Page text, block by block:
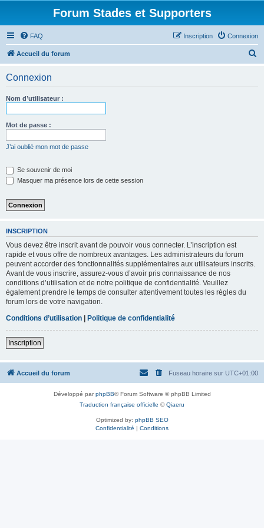
Forum Stades et Supporters
FAQ Connexion
Inscription
Accueil du forum
Connexion
Nom d’utilisateur :
Mot de passe :
J’ai oublié mon mot de passe
Se souvenir de moi
Masquer ma présence lors de cette session
INSCRIPTION
Vous devez être inscrit avant de pouvoir vous connecter. L’inscription est
rapide et vous offre de nombreux avantages. Les administrateurs du forum
peuvent accorder des fonctionnalités supplémentaires aux utilisateurs inscrits.
Avant de vous inscrire, assurez-vous d’avoir pris connaissance de nos
conditions d’utilisation et de notre politique de confidentialité. Veuillez
également prendre le temps de consulter attentivement toutes les règles du
forum lors de votre navigation.
Conditions d’utilisation | Politique de confidentialité
Inscription
Accueil du forum Fuseau horaire sur UTC+01:00
Développé parphpBB® Forum Software © phpBB Limited
Traduction française officielle ©Qiaeru
Optimized by: phpBB SEO
Confidentialité | Conditions